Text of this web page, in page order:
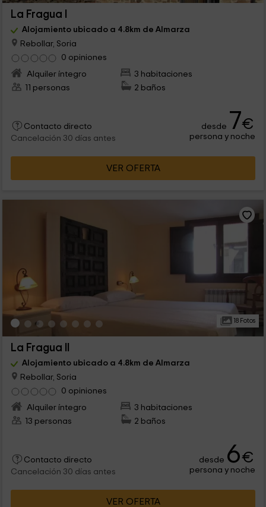
La Fragua I
Alojamiento ubicado a 4.8km de Almarza
Rebollar, Soria
0 opiniones
Alquiler íntegro
3 habitaciones
11 personas
2 baños
Contacto directo
Cancelación 30 días antes
desde 7€
persona y noche
VER OFERTA
18 Fotos
La Fragua II
Alojamiento ubicado a 4.8km de Almarza
Rebollar, Soria
0 opiniones
Alquiler íntegro
3 habitaciones
13 personas
2 baños
Contacto directo
Cancelación 30 días antes
desde 6€
persona y noche
VER OFERTA